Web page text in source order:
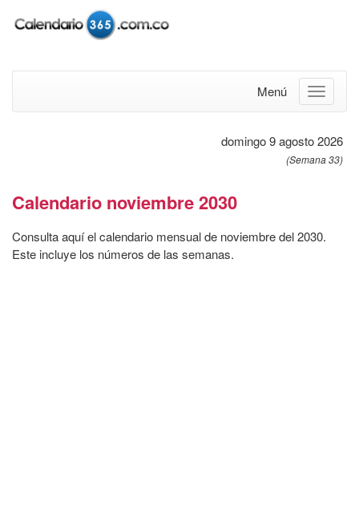
Menú
domingo 9 agosto 2026
(Semana 33)
Calendario noviembre 2030
Consulta aquí el calendario mensual de noviembre del 2030.
Este incluye los números de las semanas.